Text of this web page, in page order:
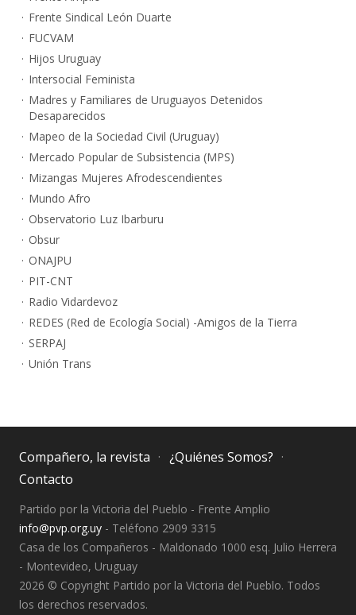
Frente Sindical León Duarte
FUCVAM
Hijos Uruguay
Intersocial Feminista
Madres y Familiares de Uruguayos Detenidos
Desaparecidos
Mapeo de la Sociedad Civil (Uruguay)
Mercado Popular de Subsistencia (MPS)
Mizangas Mujeres Afrodescendientes
Mundo Afro
Observatorio Luz Ibarburu
Obsur
ONAJPU
PIT-CNT
Radio Vidardevoz
REDES (Red de Ecología Social) -Amigos de la Tierra
SERPAJ
Unión Trans
Compañero, la revista
¿Quiénes Somos?
Contacto
Partido por la Victoria del Pueblo - Frente Amplio
info@pvp.org.uy - Teléfono 2909 3315
Casa de los Compañeros - Maldonado 1000 esq. Julio Herrera
- Montevideo, Uruguay
2026 © Copyright Partido por la Victoria del Pueblo. Todos
los derechos reservados.